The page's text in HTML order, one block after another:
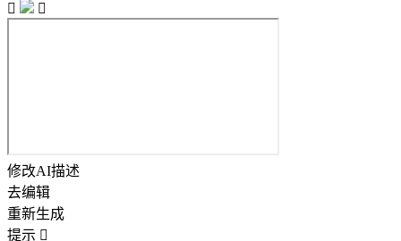


修改AI描述
去编辑
重新生成
提示 